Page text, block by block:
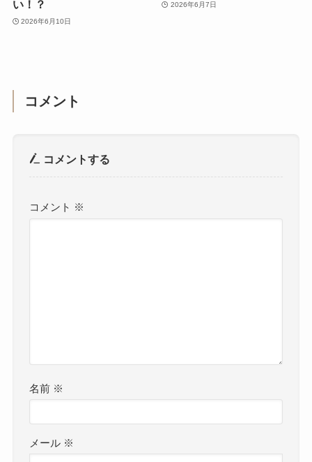
い！？
2026年6月10日
2026年6月7日
コメント
コメントする
コメント ※
名前 ※
メール ※